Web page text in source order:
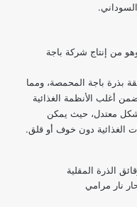
من إنتاج شركة باجة
بذرة باجة المحمصة، ومما
أغلب الأنظمة الغذائية
بشكل معتدل، حيث يمكن
الغذائية دون خوف أو قلق.
الذرة المقلية
نار مرامي